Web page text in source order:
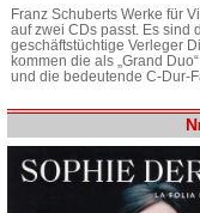
Franz Schuberts Werke für
auf zwei CDs passt. Es sind
geschäftstüchtige Verleger
kommen die als „Grand
und die bedeutende C-Dur-